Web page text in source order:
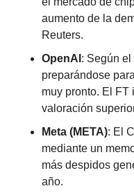
aumento de la
Reuters.
OpenAI : Según
preparándose
muy pronto. El FT
valoración
Meta (META): El
mediante un
más despidos
año.